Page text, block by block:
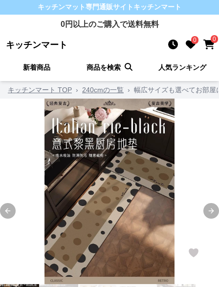
キッチンマット専門通販サイト キッチンマート
0円以上のご購入で送料無料
キッチンマート 0 0
新着商品 商品を検索 人気ランキング
キッチンマート TOP › 240cmの一覧 › 幅広サイズも選べてお部
Previous slide